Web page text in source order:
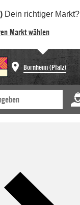
Dein richtiger Markt?
Markt wählen
Bornheim (Pfalz)